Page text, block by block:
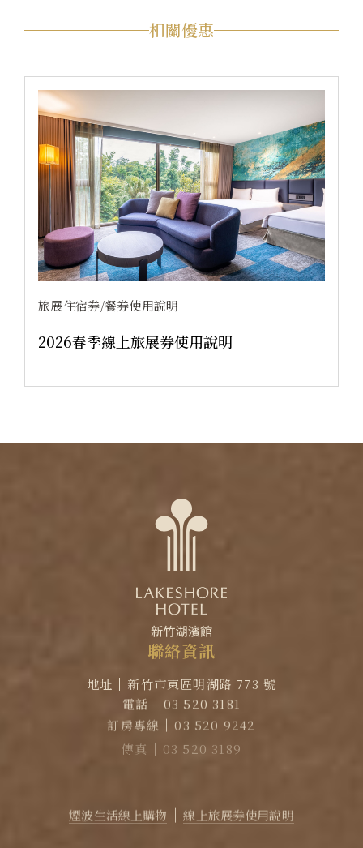
相關優惠
旅展住宿券/餐券使用說明
2026春季線上旅展券使用說明
聯絡資訊
地址
新竹市東區明湖路 773 號
電話
03 520 3181
訂房專線
03 520 9242
傳真
03 520 3189
煙波生活線上購物
線上旅展券使用說明